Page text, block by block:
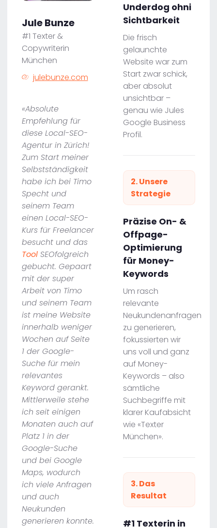
Jule Bunze
#1 Texter &
Copywriterin
München
julebunze.com
«Absolute
Empfehlung für
diese Local-SEO-
Agentur in Zürich!
Zum Start meiner
Selbstständigkeit
habe ich bei Timo
Specht und
seinem Team
einen Local-SEO-
Kurs für Freelancer
besucht und das
Tool SEOfolgreich
gebucht. Gepaart
mit der super
Arbeit von Timo
und seinem Team
ist meine Website
innerhalb weniger
Wochen auf Seite
1 der Google-
Suche für mein
relevantes
Keyword gerankt.
Mittlerweile stehe
ich seit einigen
Monaten auch auf
Platz 1 in der
Google-Suche
und bei Google
Maps, wodurch
ich viele Anfragen
und auch
Neukunden
generieren konnte.
Underdog ohni
Sichtbarkeit
Die frisch
gelaunchte
Website war zum
Start zwar schick,
aber absolut
unsichtbar –
genau wie Jules
Google Business
Profil.
2. Unsere
Strategie
Präzise On- &
Offpage-
Optimierung
für Money-
Keywords
Um rasch
relevante
Neukundenanfragen
zu generieren,
fokussierten wir
uns voll und ganz
auf Money-
Keywords – also
sämtliche
Suchbegriffe mit
klarer Kaufabsicht
wie «Texter
München».
3. Das
Resultat
#1 Texterin in